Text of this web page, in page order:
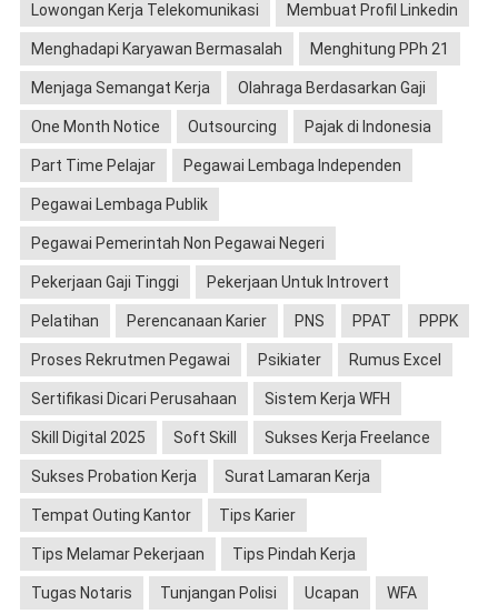
Lowongan Kerja Telekomunikasi Membuat Profil Linkedin
Menghadapi Karyawan Bermasalah Menghitung PPh 21
Menjaga Semangat Kerja Olahraga Berdasarkan Gaji
One Month Notice Outsourcing Pajak di Indonesia
Part Time Pelajar Pegawai Lembaga Independen
Pegawai Lembaga Publik
Pegawai Pemerintah Non Pegawai Negeri
Pekerjaan Gaji Tinggi Pekerjaan Untuk Introvert
Pelatihan Perencanaan Karier PNS PPAT PPPK
Proses Rekrutmen Pegawai Psikiater Rumus Excel
Sertifikasi Dicari Perusahaan Sistem Kerja WFH
Skill Digital 2025 Soft Skill Sukses Kerja Freelance
Sukses Probation Kerja Surat Lamaran Kerja
Tempat Outing Kantor Tips Karier
Tips Melamar Pekerjaan Tips Pindah Kerja
Tugas Notaris Tunjangan Polisi Ucapan WFA